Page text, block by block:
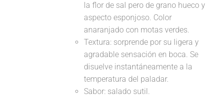
la flor de sal pero de grano hueco y
aspecto esponjoso. Color
anaranjado con motas verdes.
Textura: sorprende por su ligera y
agradable sensación en boca. Se
disuelve instantáneamente a la
temperatura del paladar.
Sabor: salado sutil.